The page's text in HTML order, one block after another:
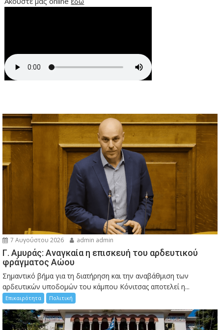
7 Αυγούστου 2026 admin admin
Γ. Αμυράς: Αναγκαία η επισκευή του αρδευτικού
φράγματος Αώου
Σημαντικό βήμα για τη διατήρηση και την αναβάθμιση των
αρδευτικών υποδομών του κάμπου Κόνιτσας αποτελεί η...
Επικαιρότητα Πολιτική